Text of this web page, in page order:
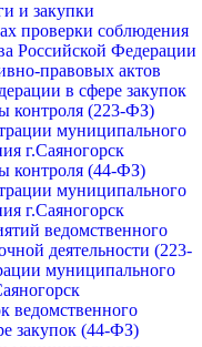
и закупки
проверки соблюдения
Российской Федерации
правовых актов
в сфере закупок
контроля (223-ФЗ)
муниципального
г.Саяногорск
контроля (44-ФЗ)
муниципального
г.Саяногорск
ведомственного
деятельности (223-
муниципального
ведомственного
закупок (44-ФЗ)